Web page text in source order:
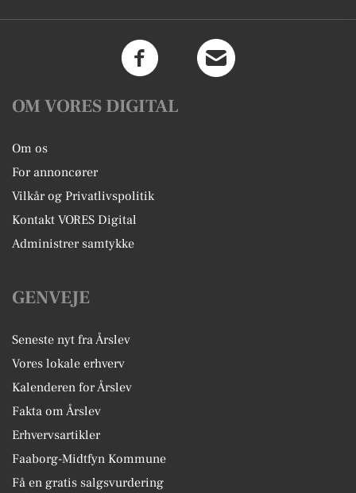
OM VORES DIGITAL
Om os
For annoncører
Vilkår og Privatlivspolitik
Kontakt VORES Digital
Administrer samtykke
GENVEJE
Seneste nyt fra Årslev
Vores lokale erhverv
Kalenderen for Årslev
Fakta om Årslev
Erhvervsartikler
Faaborg-Midtfyn Kommune
Få en gratis salgsvurdering